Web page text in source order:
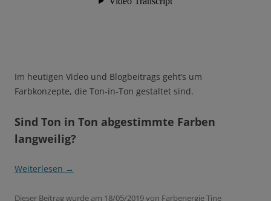
Im heutigen Video und Blogbeitrags geht’s um
Farbkonzepte, die Ton-in-Ton gestaltet sind.
Sind Ton in Ton abgestimmte Farben
langweilig?
Weiterlesen →
Dieser Beitrag wurde am 18/05/2019von Farbenergie Tine